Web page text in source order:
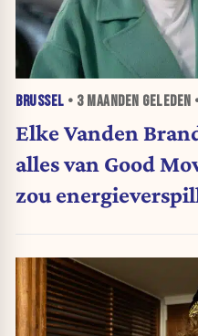
BRUSSEL • 3 MAANDEN GELEDEN
Elke Vanden
alles van Good
zou